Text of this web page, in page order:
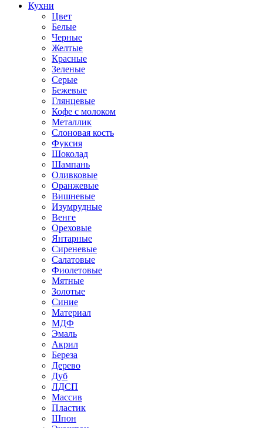
Кухни
Цвет
Белые
Черные
Желтые
Красные
Зеленые
Серые
Бежевые
Глянцевые
Кофе с молоком
Металлик
Слоновая кость
Фуксия
Шоколад
Шампань
Оливковые
Оранжевые
Вишневые
Изумрудные
Венге
Ореховые
Янтарные
Сиреневые
Салатовые
Фиолетовые
Мятные
Золотые
Синие
Материал
МДФ
Эмаль
Акрил
Береза
Дерево
Дуб
ЛДСП
Массив
Пластик
Шпон